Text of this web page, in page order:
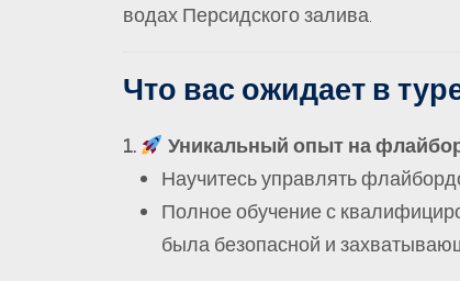
водах Персидского залива.
Что вас ожидает в
1.
Уникальный опыт на
Научитесь управлять
Полное обучение с
была безопасной и